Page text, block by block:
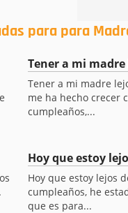
para para
Tener a mi madre
Tener a mi madre
me ha hecho crecer
cumpleaños,...
Hoy que estoy
Hoy que estoy lejos
cumpleaños, he
que es para...